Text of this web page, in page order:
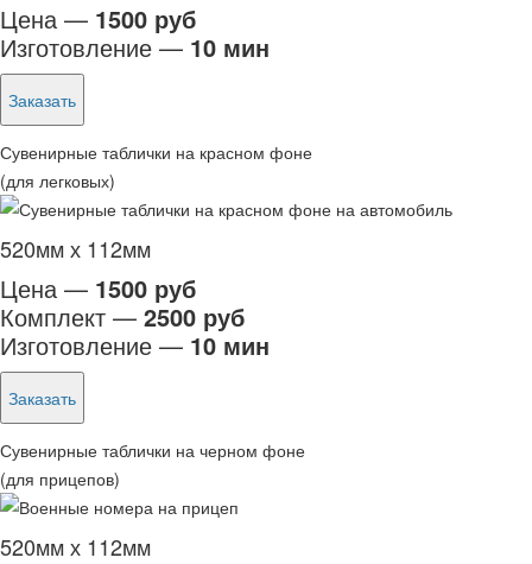
Цена — 1500 руб
Изготовление — 10 мин
Заказать
Сувенирные таблички на красном фоне
(для легковых)
520мм х 112мм
Цена — 1500 руб
Комплект — 2500 руб
Изготовление — 10 мин
Заказать
Сувенирные таблички на черном фоне
(для прицепов)
520мм х 112мм